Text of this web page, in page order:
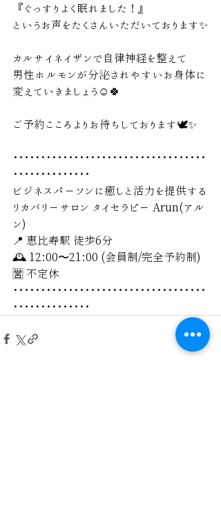
『ぐっすりよく眠れました！』
というお声をたくさんいただいております✨
カルサイネイザンで自律神経を整えて
男性ホルモンが分泌されやすいお身体に
変えていきましょう☺️🍀
ご予約こころよりお待ちしております🕊️✨
･･･････････････････････････････････
･･････････････
ビジネスパーソンに癒しと活力を提供する
リカバリーサロン タイセラピー Arun(アル
ン)
📍 恵比寿駅 徒歩6分
🕰 12:00〜21:00 (会員制/完全予約制)
🈺 不定休
･･･････････････････････････････････
･･････････････